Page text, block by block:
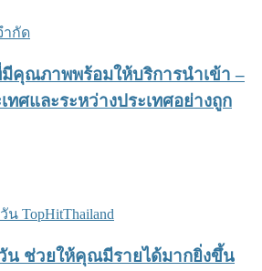
คุณภาพพร้อมให้บริการนำเข้า –
ทศและระหว่างประเทศอย่างถูก
น ช่วยให้คุณมีรายได้มากยิ่งขึ้น